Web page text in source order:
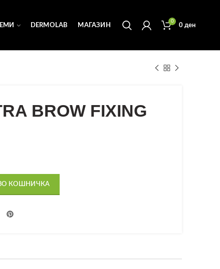
DERMOLAB МАГАЗИН
0
0ден
BROW FIXING
КОШНИЧКА